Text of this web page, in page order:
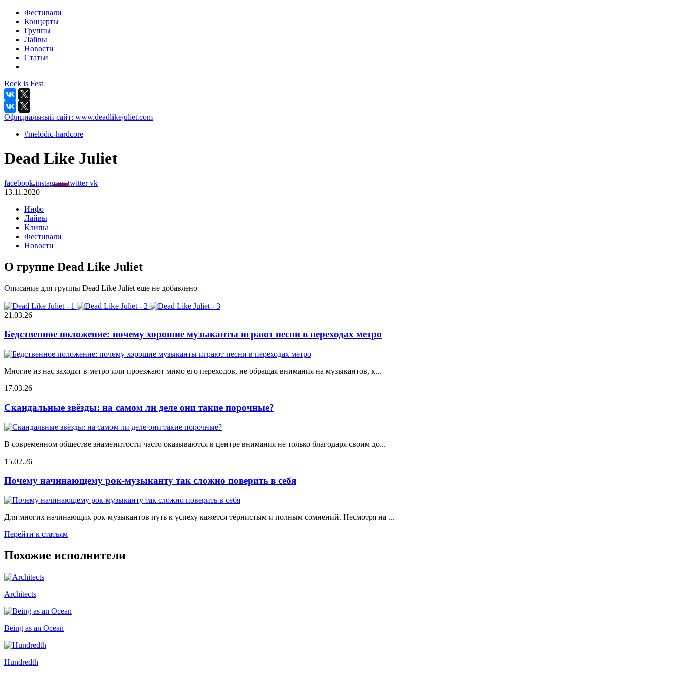
Фестивали
Концерты
Группы
Лайвы
Новости
Статьи
Rock is Fest
Официальный сайт: www.deadlikejuliet.com
#melodic-hardcore
Dead Like Juliet
facebookinstagramtwittervk
13.11.2020
Инфо
Лайвы
Клипы
Фестивали
Новости
О группе Dead Like Juliet
Описание для группы Dead Like Juliet еще не добавлено
21.03.26
Бедственное положение: почему хорошие музыканты играют песни в переходах метро
Многие из нас заходят в метро или проезжают мимо его переходов, не обращая внимания на музыкантов, к...
17.03.26
Скандальные звёзды: на самом ли деле они такие порочные?
В современном обществе знаменитости часто оказываются в центре внимания не только благодаря своим до...
15.02.26
Почему начинающему рок-музыканту так сложно поверить в себя
Для многих начинающих рок-музыкантов путь к успеху кажется тернистым и полным сомнений. Несмотря на ...
Перейти к статьям
Похожие исполнители
Architects
Being as an Ocean
Hundredth